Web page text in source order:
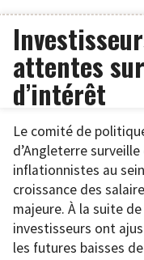
attentes
d’intérêt
Le comité de
d’Angleterre
inflationnistes au
croissance des
majeure. À la suite
investisseurs ont
les futures baisses